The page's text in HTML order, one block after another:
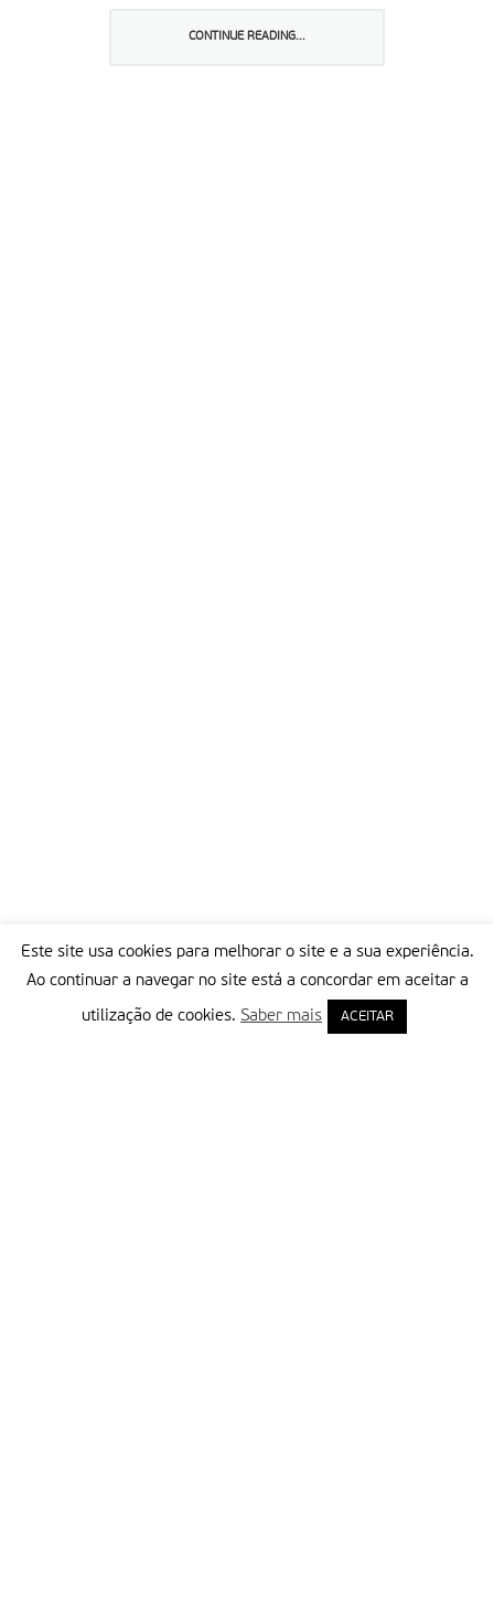
CONTINUE READING...
Este site usa cookies para melhorar o site e a sua experiência.
Ao continuar a navegar no site está a concordar em aceitar a
utilização de cookies. Saber mais ACEITAR